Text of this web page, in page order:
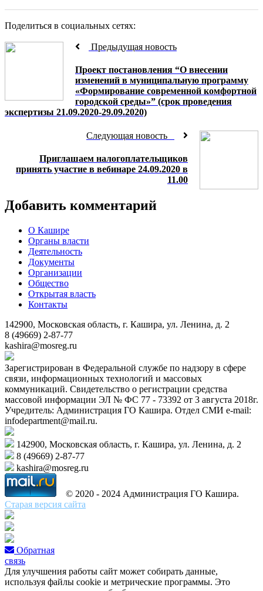
Поделиться в социальных сетях:
Предыдущая новость
Проект постановления “О внесении
изменений в муниципальную программу
«Формирование современной комфортной
городской среды»” (срок проведения
экспертизы 21.09.2020-29.09.2020)
Следующая новость
Приглашаем налогоплательщиков
принять участие в вебинаре 24.09.2020 в
11.00
Добавить комментарий
О Кашире
Органы власти
Деятельность
Документы
Организации
Общество
Открытая власть
Контакты
142900, Московская область, г. Кашира, ул. Ленина, д. 2
8 (49669) 2-87-77
kashira@mosreg.ru
Зарегистрирован в Федеральной службе по надзору в сфере
связи, информационных технологий и массовых
коммуникаций. Свидетельство о регистрации средства
массовой информации ЭЛ № ФС 77 - 73392 от 3 августа 2018г.
Учредитель: Администрация ГО Кашира. Отдел СМИ e-mail:
infodepartment@mail.ru.
142900, Московская область, г. Кашира, ул. Ленина, д. 2
8 (49669) 2-87-77
kashira@mosreg.ru
© 2020 - 2024 Администрация ГО Кашира.
Старая версия сайта
Обратная
связь
Для улучшения работы сайт может собирать данные,
используя файлы cookie и метрические программы. Это